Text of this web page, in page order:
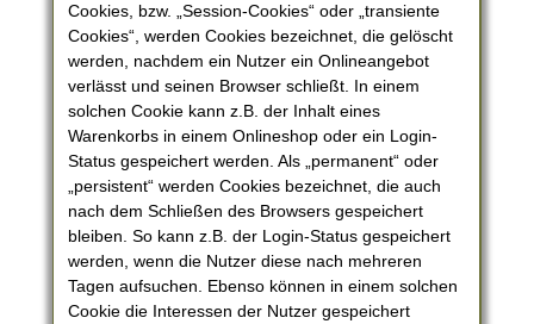
Cookies, bzw. „Session-Cookies“ oder „transiente
Cookies“, werden Cookies bezeichnet, die gelöscht
werden, nachdem ein Nutzer ein Onlineangebot
verlässt und seinen Browser schließt. In einem
solchen Cookie kann z.B. der Inhalt eines
Warenkorbs in einem Onlineshop oder ein Login-
Status gespeichert werden. Als „permanent“ oder
„persistent“ werden Cookies bezeichnet, die auch
nach dem Schließen des Browsers gespeichert
bleiben. So kann z.B. der Login-Status gespeichert
werden, wenn die Nutzer diese nach mehreren
Tagen aufsuchen. Ebenso können in einem solchen
Cookie die Interessen der Nutzer gespeichert